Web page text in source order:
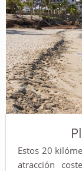
Estos 20
atracción